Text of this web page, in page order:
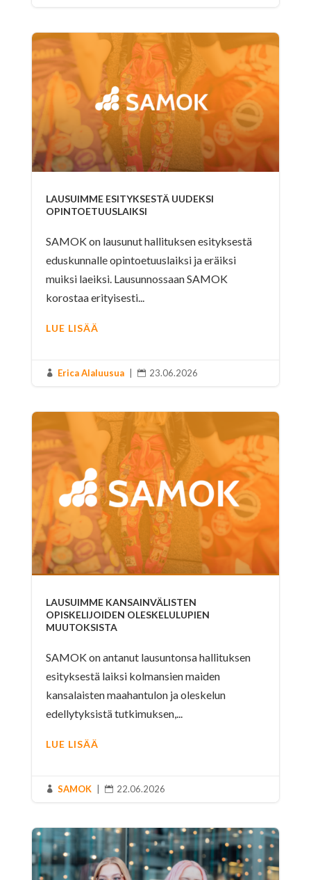
LAUSUIMME ESITYKSESTÄ UUDEKSI
OPINTOETUUSLAIKSI
SAMOK on lausunut hallituksen esityksestä
eduskunnalle opintoetuuslaiksi ja eräiksi
muiksi laeiksi. Lausunnossaan SAMOK
korostaa erityisesti...
LUE LISÄÄ
 Erica Alaluusua  23.06.2026
LAUSUIMME KANSAINVÄLISTEN
OPISKELIJOIDEN OLESKELULUPIEN
MUUTOKSISTA
SAMOK on antanut lausuntonsa hallituksen
esityksestä laiksi kolmansien maiden
kansalaisten maahantulon ja oleskelun
edellytyksistä tutkimuksen,...
LUE LISÄÄ
 SAMOK  22.06.2026